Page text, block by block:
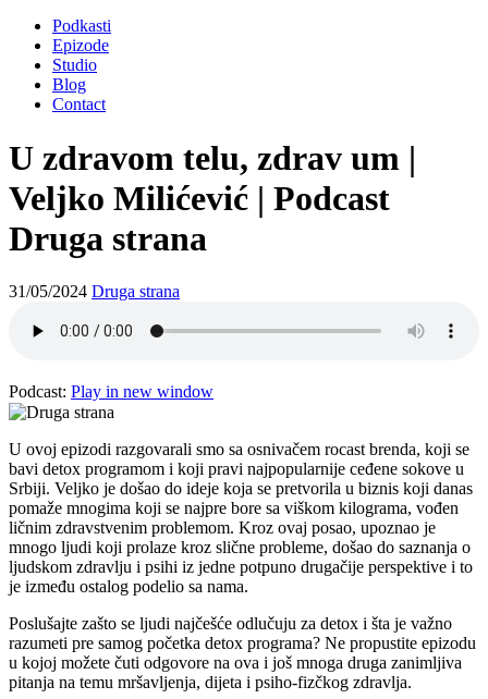
Podkasti
Epizode
Studio
Blog
Contact
U zdravom telu, zdrav um |
Veljko Milićević | Podcast
Druga strana
31/05/2024 Druga strana
Podcast: Play in new window
U ovoj epizodi razgovarali smo sa osnivačem rocast brenda, koji se
bavi detox programom i koji pravi najpopularnije ceđene sokove u
Srbiji. Veljko je došao do ideje koja se pretvorila u biznis koji danas
pomaže mnogima koji se najpre bore sa viškom kilograma, vođen
ličnim zdravstvenim problemom. Kroz ovaj posao, upoznao je
mnogo ljudi koji prolaze kroz slične probleme, došao do saznanja o
ljudskom zdravlju i psihi iz jedne potpuno drugačije perspektive i to
je između ostalog podelio sa nama.
Poslušajte zašto se ljudi najčešće odlučuju za detox i šta je važno
razumeti pre samog početka detox programa? Ne propustite epizodu
u kojoj možete čuti odgovore na ova i još mnoga druga zanimljiva
pitanja na temu mršavljenja, dijeta i psiho-fizčkog zdravlja.